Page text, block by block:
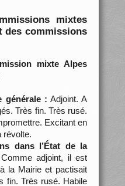
mixtes
des commissions
mixte Alpes
générale : Adjoint. A
Très fin. Très rusé.
Excitant en
révolte.
dans l’État de la
Comme adjoint, il est
la Mairie et pactisait
fin. Très rusé. Habile